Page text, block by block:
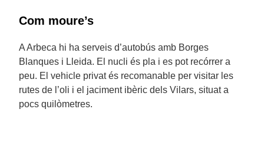
Com moure’s
A Arbeca hi ha serveis d’autobús amb Borges
Blanques i Lleida. El nucli és pla i es pot recórrer a
peu. El vehicle privat és recomanable per visitar les
rutes de l’oli i el jaciment ibèric dels Vilars, situat a
pocs quilòmetres.